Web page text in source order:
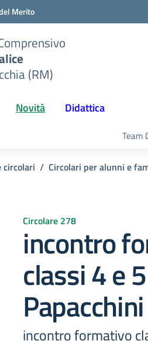
Merito
(RM)
Novità Didattica
Team
circolari Circolari per alunni e
Circolare 278
incontro
classi 4 e
Papacchini
incontro formativo